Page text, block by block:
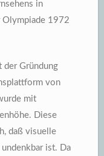
in
Olympiade 1972
der Gründung
von
mit
Diese
daß visuelle
ist. Da